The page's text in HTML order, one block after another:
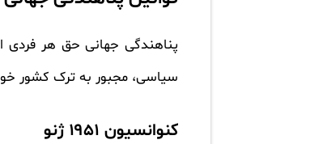
پناهندگی جهانی حق هر فردی
سیاسی، مجبور به ترک کشور
کنوانسیون ۱۹۵۱ ژنو